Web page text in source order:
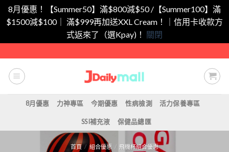
8月優惠！【Summer50】滿$800減$50 /【Summer100】滿
$1500減$100｜ 滿$999再加送XXL Cream！｜信用卡收款方
式返來了（選Kpay)！ 關閉
to
content
8月優惠 力神專區 今期優惠 性病檢測 活力保養專區
SSI補充液 保健品總匯
首頁 / 組合優惠 / 飛機杯組合優惠